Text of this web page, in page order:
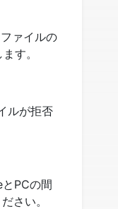
ァイルの
す。
ルが拒否
PCの間
さい。